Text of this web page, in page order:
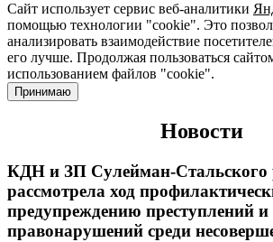
Сайт использует сервис веб-аналитики
помощью технологии "cookie". Это
анализировать взаимодействие
его лучше. Продолжая пользоваться
использованием файлов "cookie".
Принимаю
Новости
КДН и ЗП Сулейман-Стальского
рассмотрела ход
предупреждению преступлений и
правонарушений среди